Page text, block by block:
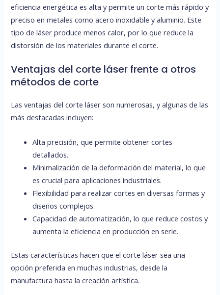
eficiencia energética es alta y permite un corte más rápido y
preciso en metales como acero inoxidable y aluminio. Este
tipo de láser produce menos calor, por lo que reduce la
distorsión de los materiales durante el corte.
Ventajas del corte láser frente a otros
métodos de corte
Las ventajas del corte láser son numerosas, y algunas de las
más destacadas incluyen:
Alta precisión, que permite obtener cortes
detallados.
Minimalización de la deformación del material, lo que
es crucial para aplicaciones industriales.
Flexibilidad para realizar cortes en diversas formas y
diseños complejos.
Capacidad de automatización, lo que reduce costos y
aumenta la eficiencia en producción en serie.
Estas características hacen que el corte láser sea una
opción preferida en muchas industrias, desde la
manufactura hasta la creación artística.